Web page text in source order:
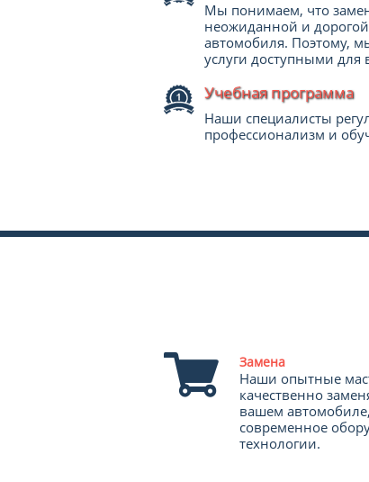
Мы понимаем, что
неожиданной и
автомобиля. Поэтому,
услуги доступными для
Учебная программа
Наши специалисты
профессионализм и
Замена
Наши опытные
качественно
вашем
современное
технологии.